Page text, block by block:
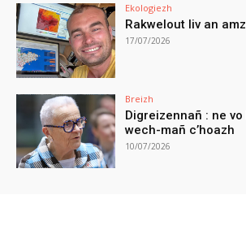
Ekologiezh
Rakwelout liv an
17/07/2026
Breizh
Digreizennañ : ne
wech-mañ c’hoazh
10/07/2026